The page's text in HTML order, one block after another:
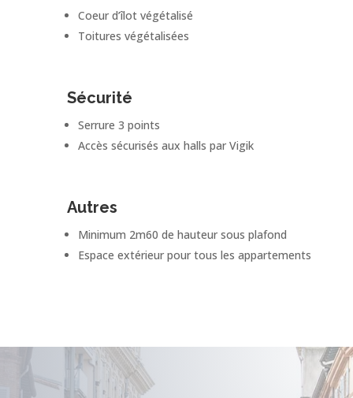
Coeur d’îlot végétalisé
Toitures végétalisées
Sécurité
Serrure 3 points
Accès sécurisés aux halls par Vigik
Autres
Minimum 2m60 de hauteur sous plafond
Espace extérieur pour tous les appartements